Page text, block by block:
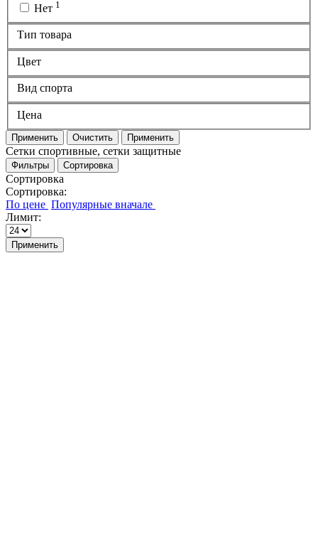
Нет 1
Тип товара
Цвет
Вид спорта
Цена
Применить Очистить Применить
Сетки спортивные, cетки защитные
Фильтры Сортировка
Сортировка
Сортировка:
Лимит:
Применить